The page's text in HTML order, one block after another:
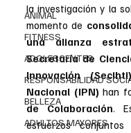
ANIMAL
FITNESS
ADOLESCENTES
RESPONSABILIDAD
BELLEZA
ADULTOS MAYORES
la investigación y la
momento de
una alianza
Secretaría de
Innovación
Nacional (IPN) han
de Colaboración.
esfuerzos